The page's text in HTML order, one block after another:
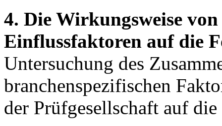
4. Die Wirkungsweise
Einflussfaktoren auf die
Untersuchung des
branchenspezifischen
der Prüfgesellschaft auf